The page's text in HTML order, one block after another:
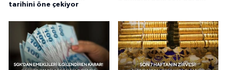
tarihini öne çekiyor